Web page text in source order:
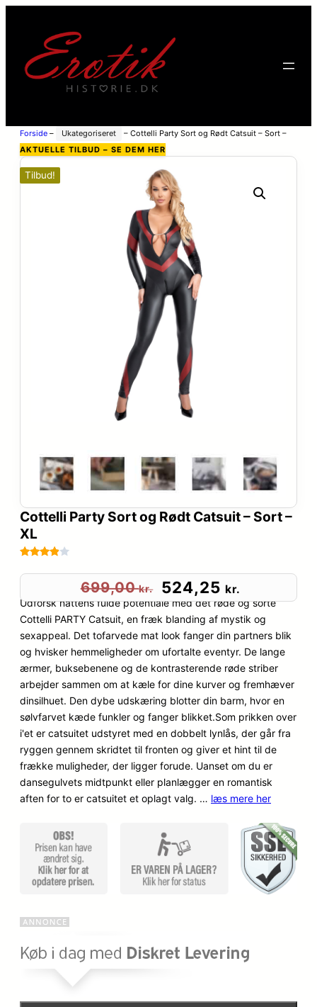
Forside – Ukategoriseret – Cottelli Party Sort og Rødt Catsuit – Sort –
XL
AKTUELLE TILBUD – SE DEM HER
Tilbud!
Cottelli Party Sort og Rødt Catsuit – Sort –
XL
som
af 5
baseret
på
kundebed
ømmels
er
699,00kr.
D
e
n
o
p
r
i
n
d
e
l
i
p
524,25 kr.
e
n
a
k
t
u
e
l
l
p
s
Udforsk nattens fulde potentiale med det røde og sorte
Cottelli PARTY Catsuit, en fræk blanding af mystik og
sexappeal. Det tofarvede mat look fanger din partners blik
og hvisker hemmeligheder om ufortalte eventyr. De lange
ærmer, buksebenene og de kontrasterende røde striber
arbejder sammen om at kæle for dine kurver og fremhæver
dinsilhuet. Den dybe udskæring blotter din barm, hvor en
sølvfarvet kæde funkler og fanger blikket.Som prikken over
i'et er catsuitet udstyret med en dobbelt lynlås, der går fra
ryggen gennem skridtet til fronten og giver et hint til de
frække muligheder, der ligger forude. Uanset om du er
dansegulvets midtpunkt eller planlægger en romantisk
aften for to er catsuitet et oplagt valg. … læs mere her